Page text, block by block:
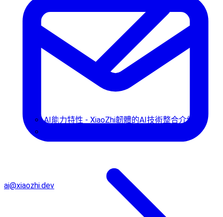
AI能力特性 - XiaoZhi韌體的AI技術整合介紹
ai@xiaozhi.dev